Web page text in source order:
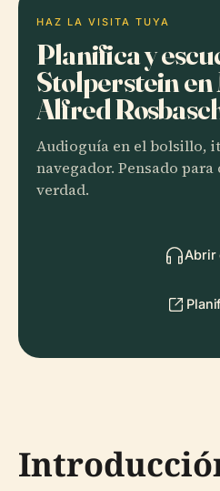
HAZ LA VISITA TUYA
Planifica y
Stolperstein
Alfred
Audioguía en el bolsillo,
navegador. Pensado para
verdad.
Abrir